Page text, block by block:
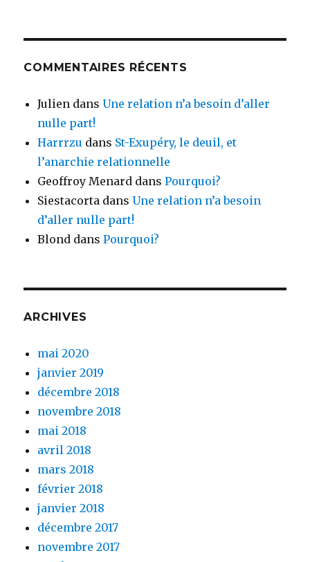
COMMENTAIRES RÉCENTS
Julien dansUne relation n’a besoin d’aller
nulle part!
Harrrzu dans St-Exupéry, le deuil, et
l’anarchie relationnelle
Geoffroy Menard dansPourquoi?
Siestacorta dansUne relation n’a besoin
d’aller nulle part!
Blond dansPourquoi?
ARCHIVES
mai 2020
janvier 2019
décembre 2018
novembre 2018
mai 2018
avril 2018
mars 2018
février 2018
janvier 2018
décembre 2017
novembre 2017